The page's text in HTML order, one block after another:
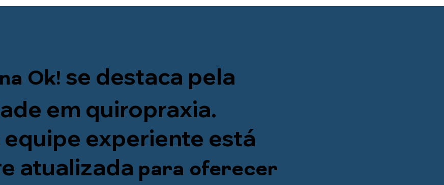
Ok! se destaca pela
em quiropraxia.
equipe experiente está
atualizada para oferecer